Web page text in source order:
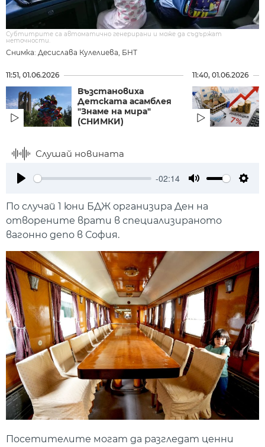
Снимка: Десислава Кулелиева, БНТ
Субтитрите са автоматично генерирани и може да съдържат
неточности.
11:51, 01.06.2026
Възстановиха
Детската асамблея
"Знаме на мира"
(СНИМКИ)
11:40, 01.06.2026
Слушай новината
-02:14
По случай 1 юни БДЖ организира Ден на
отворените врати в специализираното
вагонно депо в София.
Посетителите могат да разгледат ценни